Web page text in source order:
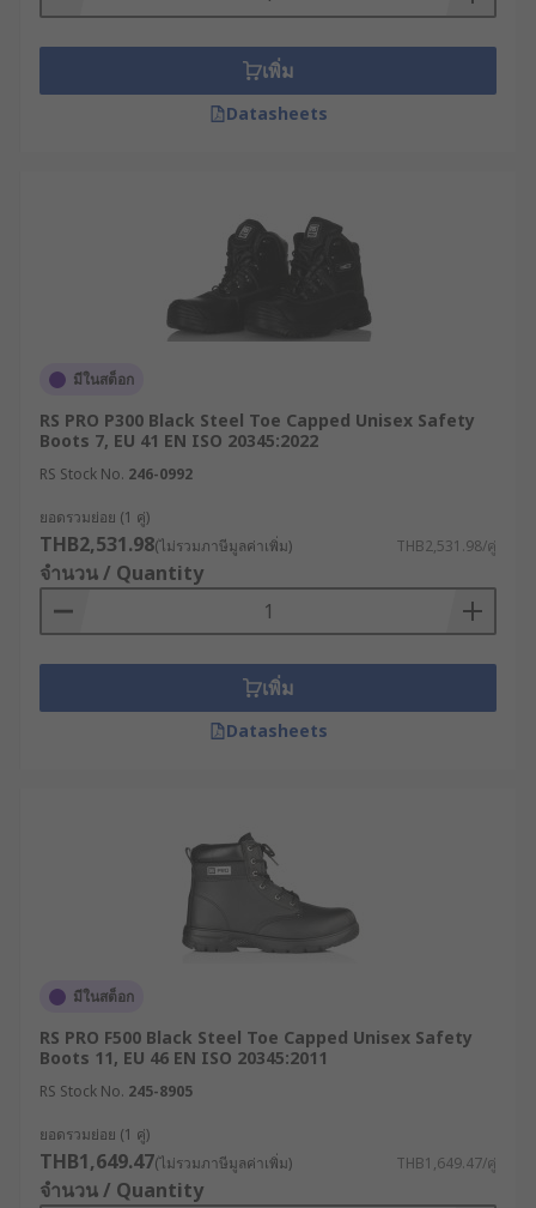
เพิ่ม
Datasheets
มีในสต็อก
RS PRO P300 Black Steel Toe Capped Unisex Safety
Boots 7, EU 41 EN ISO 20345:2022
RS Stock No. 246-0992
ยอดรวมย่อย (1 คู่)
THB2,531.98(ไม่รวมภาษีมูลค่าเพิ่ม) THB2,531.98/คู่
จำนวน / Quantity
เพิ่ม
Datasheets
มีในสต็อก
RS PRO F500 Black Steel Toe Capped Unisex Safety
Boots 11, EU 46 EN ISO 20345:2011
RS Stock No. 245-8905
ยอดรวมย่อย (1 คู่)
THB1,649.47(ไม่รวมภาษีมูลค่าเพิ่ม) THB1,649.47/คู่
จำนวน / Quantity